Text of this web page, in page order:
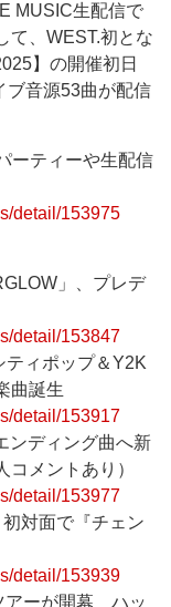
MUSIC生配信で
て、WEST.初とな
】の開催初日
ブ音源53曲が配信
ーティーや生配信
detail/153975
」、プレデ
detail/153847
ティポップ＆Y2K
曲誕生
detail/153917
ンディング曲へ新
メントあり）
detail/153977
対面で『チェン
detail/153939
アーが開幕 ハッ